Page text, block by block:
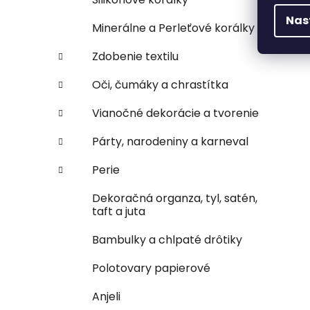
Minerálne a Perleťové korálky
Zdobenie textilu
Oči, čumáky a chrastítka
Vianočné dekorácie a tvorenie
Párty, narodeniny a karneval
Perie
Dekoračná organza, tyl, satén,
taft a juta
Bambulky a chlpaté drôtiky
Polotovary papierové
Anjeli